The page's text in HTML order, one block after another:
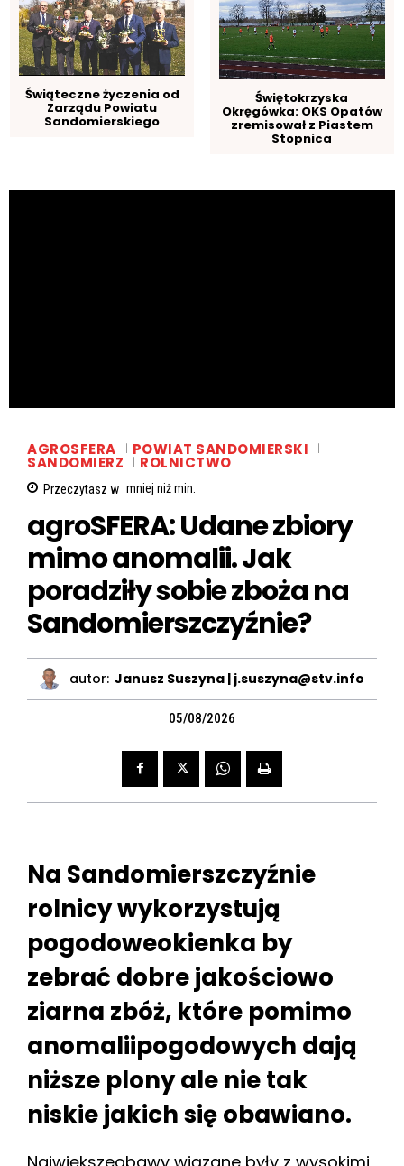
Świąteczne życzenia od
Zarządu Powiatu
Sandomierskiego
Świętokrzyska
Okręgówka: OKS Opatów
zremisował z Piastem
Stopnica